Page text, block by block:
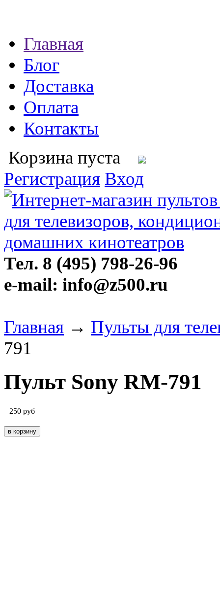
Главная
Блог
Доставка
Оплата
Контакты
Корзина пуста
Регистрация Вход
Тел. 8 (495) 798-26-96
e-mail: info@z500.ru
Главная → Пульты для
791
Пульт Sony RM-791
250 руб